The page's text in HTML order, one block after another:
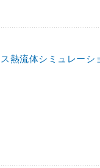
熱流体シミュレー